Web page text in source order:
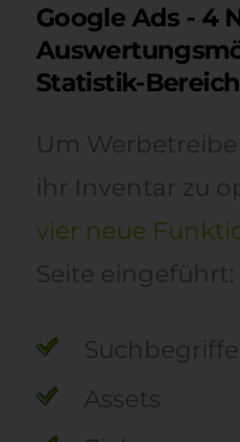
Google Ads - 4
Statistik-Bereich
Um
ihr Inventar zu
vier neue
Seite eingeführt:
Suchbegriffe
Assets